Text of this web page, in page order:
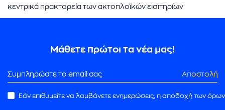
κεντρικά πρακτορεία των ακτοπλοϊκών εισιτηρίων
Μάθετε πρώτοι τα νέα μας!
Αποστολή
Εάν επιθυμείτε να λαμβάνετε ενημερώσεις, η αποδοχή των όρων